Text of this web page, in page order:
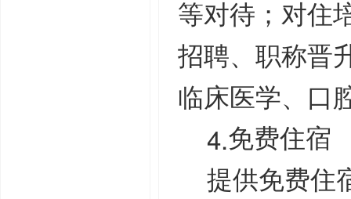
等对待；对住
招聘、职称晋
临床医学、口
4.免费住宿
提供免费住